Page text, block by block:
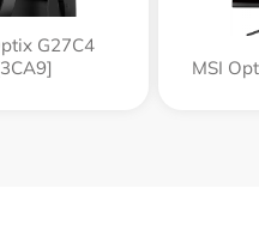
G27C4
MSI